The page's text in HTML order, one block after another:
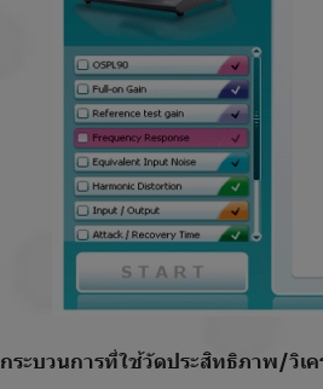
กระบวนการที่ใช้วัดประสิทธิภาพ/วิเค